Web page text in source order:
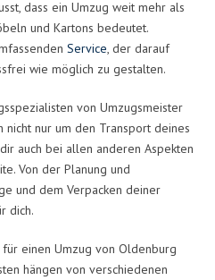
dass ein Umzug weit mehr als
und Kartons bedeutet.
Service, der darauf
wie möglich zu gestalten.
von Umzugsmeister
nicht nur um den Transport deines
auch bei allen anderen Aspekten
Von der Planung und
und dem Verpacken deiner
dich.
einen Umzug von Oldenburg
hängen von verschiedenen